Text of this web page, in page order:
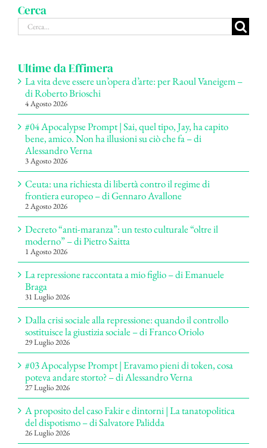
Cerca
Cerca
per:
Ultime da Effimera
La vita deve essere un’opera d’arte: per Raoul Vaneigem –
di Roberto Brioschi
4 Agosto 2026
#04 Apocalypse Prompt | Sai, quel tipo, Jay, ha capito
bene, amico. Non ha illusioni su ciò che fa – di
Alessandro Verna
3 Agosto 2026
Ceuta: una richiesta di libertà contro il regime di
frontiera europeo – di Gennaro Avallone
2 Agosto 2026
Decreto “anti-maranza”: un testo culturale “oltre il
moderno” – di Pietro Saitta
1 Agosto 2026
La repressione raccontata a mio figlio – di Emanuele
Braga
31 Luglio 2026
Dalla crisi sociale alla repressione: quando il controllo
sostituisce la giustizia sociale – di Franco Oriolo
29 Luglio 2026
#03 Apocalypse Prompt | Eravamo pieni di token, cosa
poteva andare storto? – di Alessandro Verna
27 Luglio 2026
A proposito del caso Fakir e dintorni | La tanatopolitica
del dispotismo – di Salvatore Palidda
26 Luglio 2026